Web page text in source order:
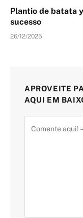
Plantio de batata
sucesso
26/12/2025
APROVEITE
AQUI EM